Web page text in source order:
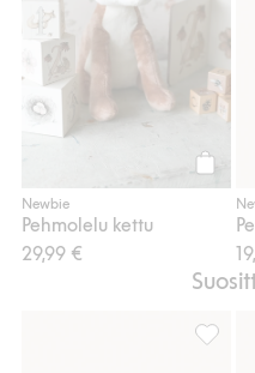
Osta
Newbie
Pehmolelu kettu
29,99 €